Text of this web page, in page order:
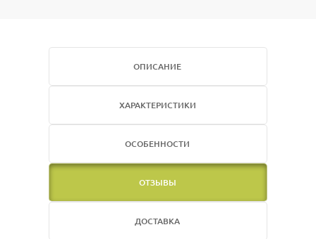
ОПИСАНИЕ
ХАРАКТЕРИСТИКИ
ОСОБЕННОСТИ
ОТЗЫВЫ
ДОСТАВКА